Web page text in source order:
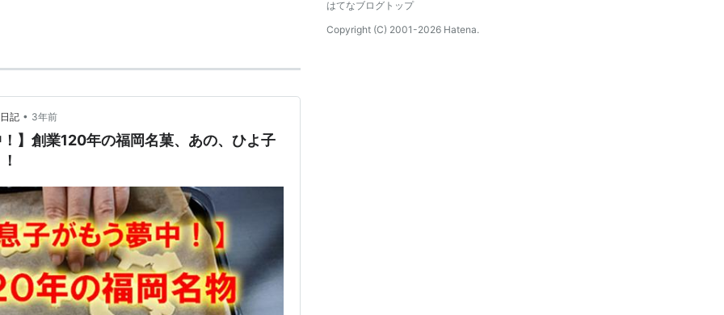
記 • 3年前
】創業120年の福岡名菓、あの、ひよ子
はてなブログトップ
Copyright (C) 2001-2026 Hatena.